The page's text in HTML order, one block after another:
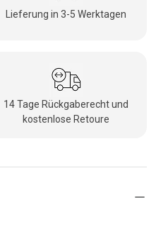
Lieferung in 3-5 Werktagen
14 Tage Rückgaberecht und
kostenlose Retoure